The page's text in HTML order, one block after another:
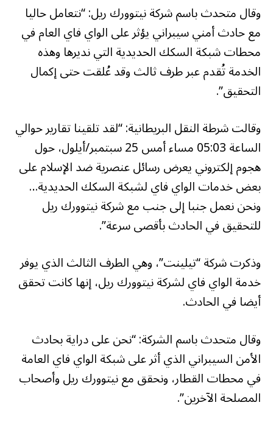
وقال متحدث باسم شركة نيتوورك ريل: “نتعامل حاليا
مع حادث أمني سيبراني يؤثر على الواي فاي العام في
محطات شبكة السكك الحديدية التي نديرها وهذه
الخدمة تُقدم عبر طرف ثالث وقد عُلقت حتى إكمال
التحقيق”.
وقالت شرطة النقل البريطانية: “لقد تلقينا تقارير حوالي
الساعة 05:03 مساء أمس 25 سبتمبر/أيلول، حول
هجوم إلكتروني يعرض رسائل عنصرية ضد الإسلام على
بعض خدمات الواي فاي لشبكة السكك الحديدية…
ونحن نعمل جنبا إلى جنب مع شركة نيتوورك ريل
للتحقيق في الحادث بأقصى سرعة”.
وذكرت شركة “تيلينت”، وهي الطرف الثالث الذي يوفر
خدمة الواي فاي لشركة نيتوورك ريل، إنها كانت تحقق
أيضا في الحادث.
وقال متحدث باسم الشركة: “نحن على دراية بحادث
الأمن السيبراني الذي أثر على شبكة الواي فاي العامة
في محطات القطار، ونحقق مع نيتوورك ريل وأصحاب
المصلحة الآخرين”.